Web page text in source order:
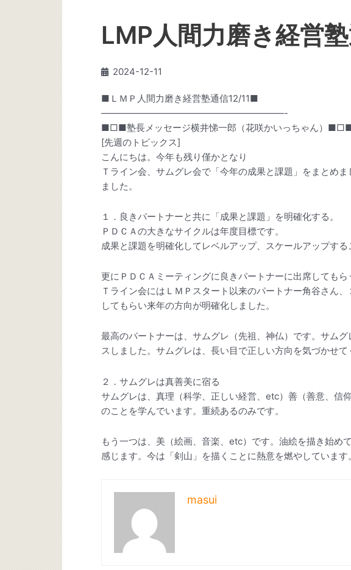
LMP人間力磨き経営塾
2024-12-11
■ＬＭＰ人間力磨き経営塾通信12/11■
————————————————————-
■□■塾長メッセージ横井悌一郎（花咲かいっちゃん）
[先週のトピックス]
こんにちは。今年も残り僅かとなり
Ｔライン会、サムグレ会で「今年の成果と課題」をまとめ
ました。
１．良きパートナーと共に「成果と課題」を明確化する。
ＰＤＣＡの大きなサイクルは年度目標です。
成果と課題を明確化してレベルアップ、スケールアップする
更にＰＤＣＡミーティングに良きパートナーに出席してもら
Ｔライン会にはＬＭＰスタート以来のパートナー角谷さん
してもらい来年の方向が明確化しました。
最高のパートナーは、サムグレ（先祖、神仏）です。サム
スしました。サムグレは、長い目で正しい方向を気づかせて
２．サムグレは真善美に宿る
サムグレは、真理（科学、正しい経営、etc）善（善意、信
のことを学んでいます。重続あるのみです。
もう一つは、美（絵画、音楽、etc）です。油絵を描き始め
感じます。今は「剣山」を描くことに熱意を燃やしています。
masui